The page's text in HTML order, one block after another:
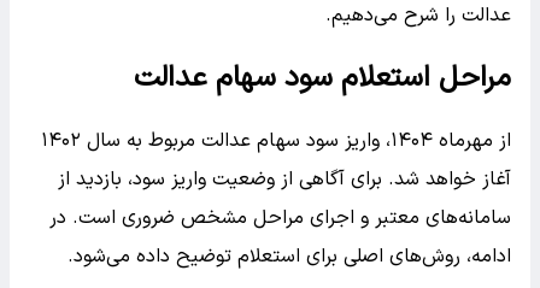
عدالت را شرح می‌دهیم.
مراحل استعلام سود سهام عدالت
از مهرماه ۱۴۰۴، واریز سود سهام عدالت مربوط به سال ۱۴۰۲
آغاز خواهد شد. برای آگاهی از وضعیت واریز سود، بازدید از
سامانه‌های معتبر و اجرای مراحل مشخص ضروری است. در
ادامه، روش‌های اصلی برای استعلام توضیح داده می‌شود.